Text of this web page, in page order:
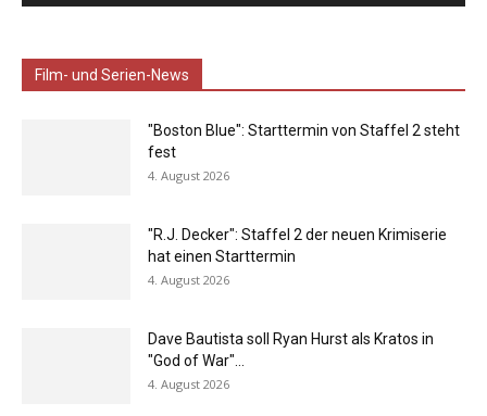
Film- und Serien-News
"Boston Blue": Starttermin von Staffel 2 steht
fest
4. August 2026
"R.J. Decker": Staffel 2 der neuen Krimiserie
hat einen Starttermin
4. August 2026
Dave Bautista soll Ryan Hurst als Kratos in
"God of War"...
4. August 2026